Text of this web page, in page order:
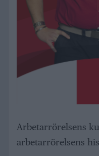
Arbetarrörelsens
arbetarrörelsens